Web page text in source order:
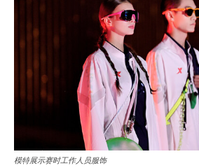
模特展示赛时工作人员服饰